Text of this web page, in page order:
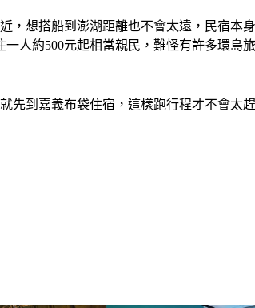
，想搭船到澎湖距離也不會太遠，民宿本
人約500元起相當親民，難怪有許多環島旅
先到嘉義布袋住宿，這樣跑行程才不會